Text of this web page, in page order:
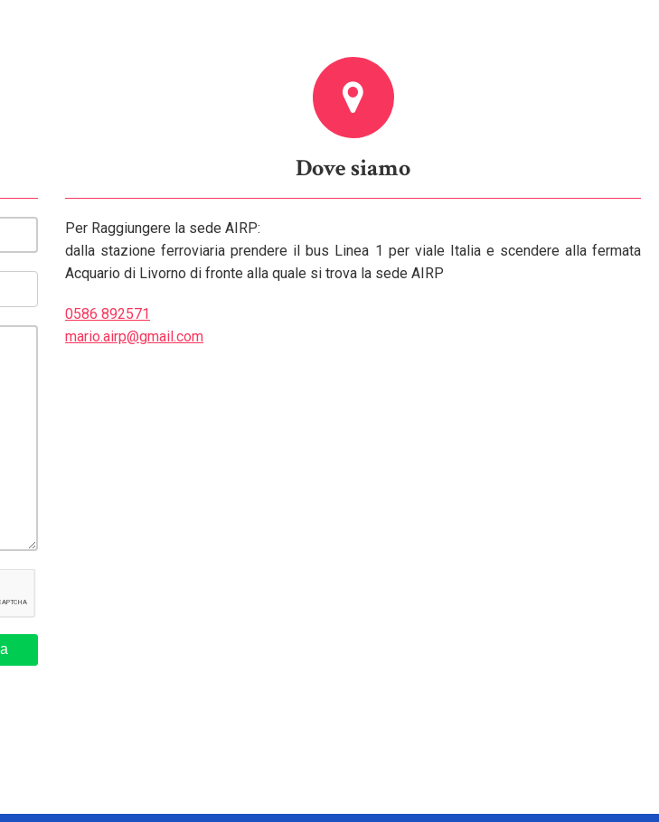
Dove siamo
Per Raggiungere la sede AIRP:
dalla stazione ferroviaria prendere il bus Linea 1 per viale Italia e scendere alla fermata
Acquario di Livorno di fronte alla quale si trova la sede AIRP
0586 892571
mario.airp@gmail.com